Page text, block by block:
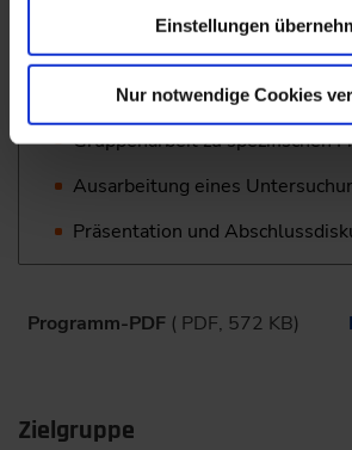
Einstellungen
Nur notwendige Cookies
Exkurs: Betrieb von RLT-
Pandemiezeiten (SARS CoV2)
Praxisteil: Workshop
Gruppenarbeit zu spezifischen
Ausarbeitung eines
Präsentation und
Programm-PDF ( PDF, 572 KB)
Zielgruppe